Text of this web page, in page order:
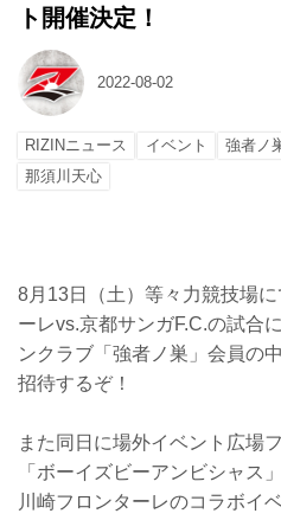
ト開催決定！
2022-08-02
RIZINニュース イベント 強者ノ
那須川天心
8月13日（土）等々力競技場
ーレvs.京都サンガF.C.の試合
ンクラブ「強者ノ巣」会員の
招待するぞ！
また同日に場外イベント広場
「ボーイズビーアンビシャス
川崎フロンターレのコラボイ